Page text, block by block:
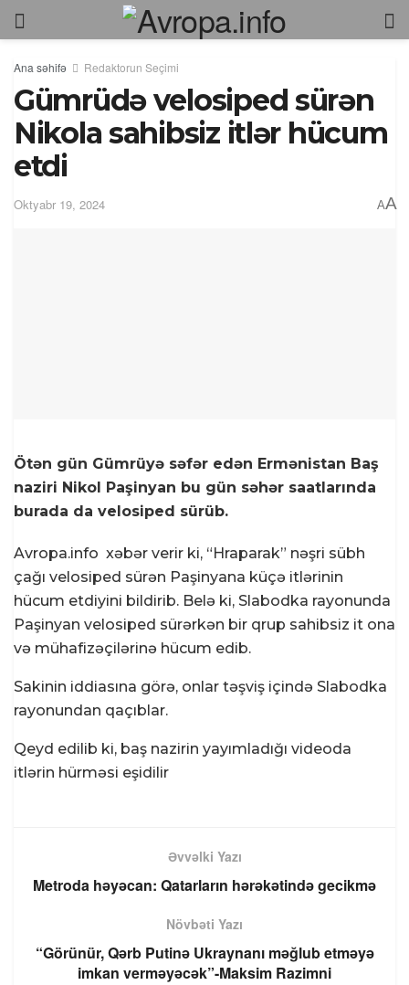
Ana səhifə Redaktorun Seçimi
Gümrüdə velosiped sürən
Nikola sahibsiz itlər hücum
etdi
Oktyabr 19, 2024 AA
Ötən gün Gümrüyə səfər edən Ermənistan Baş
naziri Nikol Paşinyan bu gün səhər saatlarında
burada da velosiped sürüb.
Avropa.info xəbər verir ki, “Hraparak” nəşri sübh
çağı velosiped sürən Paşinyana küçə itlərinin
hücum etdiyini bildirib. Belə ki, Slabodka rayonunda
Paşinyan velosiped sürərkən bir qrup sahibsiz it ona
və mühafizəçilərinə hücum edib.
Sakinin iddiasına görə, onlar təşviş içində Slabodka
rayonundan qaçıblar.
Qeyd edilib ki, baş nazirin yayımladığı videoda
itlərin hürməsi eşidilir
Əvvəlki Yazı
Metroda həyəcan: Qatarların hərəkətində gecikmə
Növbəti Yazı
“Görünür, Qərb Putinə Ukraynanı məğlub etməyə
imkan verməyəcək”-Maksim Razimni